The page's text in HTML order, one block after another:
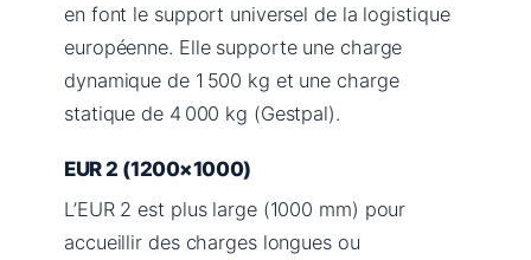
en font le support universel de la logistique
européenne. Elle supporte une charge
dynamique de 1 500 kg et une charge
statique de 4 000 kg (Gestpal).
EUR 2 (1200×1000)
L’EUR 2 est plus large (1000 mm) pour
accueillir des charges longues ou